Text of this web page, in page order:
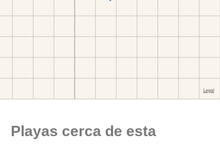
Playas cerca de esta